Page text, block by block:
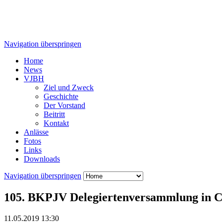
Navigation überspringen
Home
News
VJBH
Ziel und Zweck
Geschichte
Der Vorstand
Beitritt
Kontakt
Anlässe
Fotos
Links
Downloads
Navigation überspringen
105. BKPJV Delegiertenversammlung in
11.05.2019 13:30